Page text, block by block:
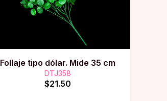
Follaje tipo dólar. Mide 35 cm
DTJ358
$21.50